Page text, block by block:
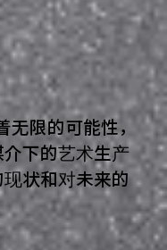
无限的可能性，
介下的艺术生产
现状和对未来的